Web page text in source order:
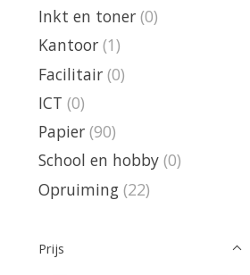
Inkt en toner (0)
Kantoor (1)
Facilitair (0)
ICT (0)
Papier (90)
School en hobby (0)
Opruiming (22)
Prijs